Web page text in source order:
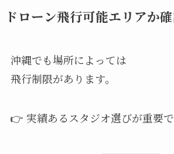
ドローン飛行可能エリアか
沖縄でも場所によっては
飛行制限があります。
👉 実績あるスタジオ選びが重要で